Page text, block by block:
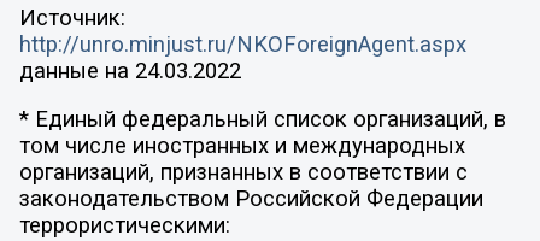
Источник:
http://unro.minjust.ru/NKOForeignAgent.aspx
данные на 24.03.2022
* Единый федеральный список организаций, в
том числе иностранных и международных
организаций, признанных в соответствии с
законодательством Российской Федерации
террористическими: